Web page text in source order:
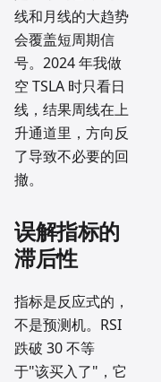
线和月线的大趋势
会覆盖短周期信
号。2024 年我做
空 TSLA 时只看日
线，结果周线在上
升通道里，方向反
了导致不必要的回
撤。
误解指标的
滞后性
指标是反应式的，
不是预测机。RSI
跌破 30 不等
于"该买入了"，它